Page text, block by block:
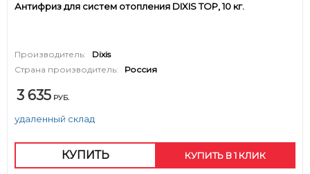
Антифриз для систем отопления DIXIS TOP, 10 кг.
Производитель:
Dixis
Страна производитель:
Россия
3 635 РУБ.
удаленный склад
КУПИТЬ КУПИТЬ В 1 КЛИК